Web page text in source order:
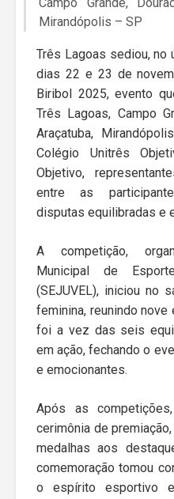
Campo Grande,
Mirandópolis – SP
Três Lagoas sediou, no
dias 22 e 23 de
Biribol 2025, evento
Três Lagoas, Campo
Araçatuba,
Colégio Unitrês
Objetivo,
entre as
disputas equilibradas e
A competição,
Municipal de
(SEJUVEL), iniciou no
feminina, reunindo
foi a vez das seis
em ação, fechando o
e emocionantes.
Após as
cerimônia de
medalhas aos
comemoração tomou
o espírito esportivo